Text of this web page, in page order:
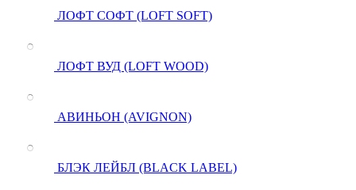
ЛОФТ СОФТ (LOFT SOFT)
ЛОФТ ВУД (LOFT WOOD)
АВИНЬОН (AVIGNON)
БЛЭК ЛЕЙБЛ (BLACK LABEL)